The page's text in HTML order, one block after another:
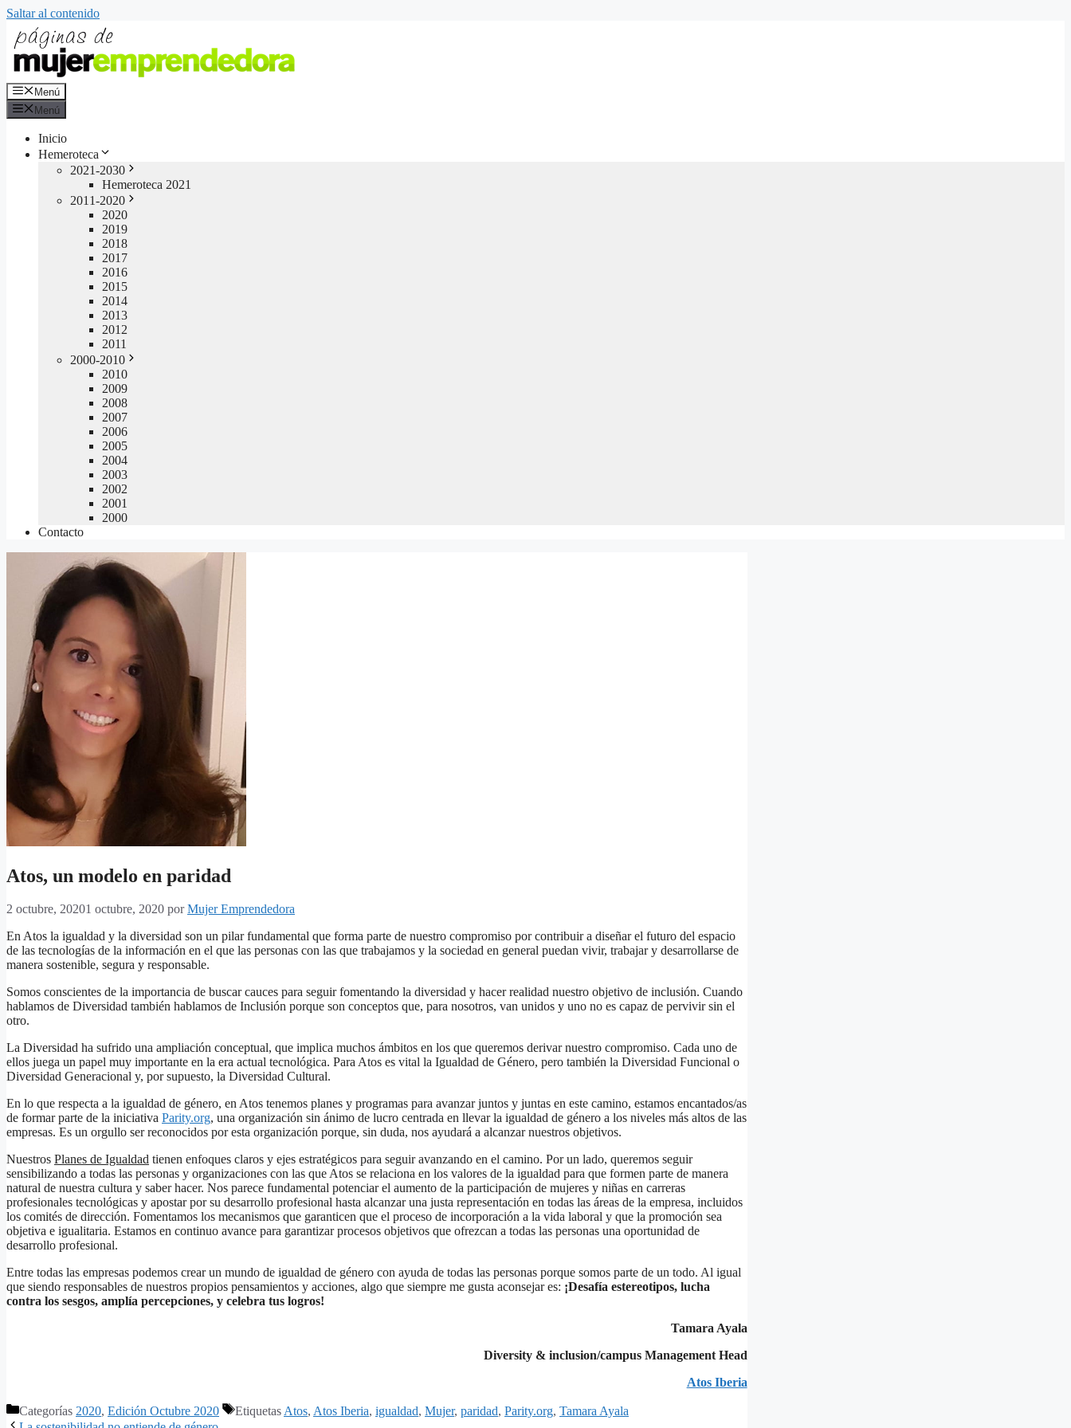
Saltar al contenido
Menú
Menú
Inicio
Hemeroteca
2021-2030
Hemeroteca 2021
2011-2020
2020
2019
2018
2017
2016
2015
2014
2013
2012
2011
2000-2010
2010
2009
2008
2007
2006
2005
2004
2003
2002
2001
2000
Contacto
Atos, un modelo en paridad
2 octubre, 20201 octubre, 2020 porMujer Emprendedora
En Atos la igualdad y la diversidad son un pilar fundamental que forma parte de nuestro compromiso por contribuir a diseñar el futuro del espacio
de las tecnologías de la información en el que las personas con las que trabajamos y la sociedad en general puedan vivir, trabajar y desarrollarse de
manera sostenible, segura y responsable.
Somos conscientes de la importancia de buscar cauces para seguir fomentando la diversidad y hacer realidad nuestro objetivo de inclusión. Cuando
hablamos de Diversidad también hablamos de Inclusión porque son conceptos que, para nosotros, van unidos y uno no es capaz de pervivir sin el
otro.
La Diversidad ha sufrido una ampliación conceptual, que implica muchos ámbitos en los que queremos derivar nuestro compromiso. Cada uno de
ellos juega un papel muy importante en la era actual tecnológica. Para Atos es vital la Igualdad de Género, pero también la Diversidad Funcional o
Diversidad Generacional y, por supuesto, la Diversidad Cultural.
En lo que respecta a la igualdad de género, en Atos tenemos planes y programas para avanzar juntos y juntas en este camino, estamos encantados/as
de formar parte de la iniciativa Parity.org, una organización sin ánimo de lucro centrada en llevar la igualdad de género a los niveles más altos de las
empresas. Es un orgullo ser reconocidos por esta organización porque, sin duda, nos ayudará a alcanzar nuestros objetivos.
Nuestros Planes de Igualdad tienen enfoques claros y ejes estratégicos para seguir avanzando en el camino. Por un lado, queremos seguir
sensibilizando a todas las personas y organizaciones con las que Atos se relaciona en los valores de la igualdad para que formen parte de manera
natural de nuestra cultura y saber hacer. Nos parece fundamental potenciar el aumento de la participación de mujeres y niñas en carreras
profesionales tecnológicas y apostar por su desarrollo profesional hasta alcanzar una justa representación en todas las áreas de la empresa, incluidos
los comités de dirección. Fomentamos los mecanismos que garanticen que el proceso de incorporación a la vida laboral y que la promoción sea
objetiva e igualitaria. Estamos en continuo avance para garantizar procesos objetivos que ofrezcan a todas las personas una oportunidad de
desarrollo profesional.
Entre todas las empresas podemos crear un mundo de igualdad de género con ayuda de todas las personas porque somos parte de un todo. Al igual
que siendo responsables de nuestros propios pensamientos y acciones, algo que siempre me gusta aconsejar es: ¡Desafía estereotipos, lucha
contra los sesgos, amplía percepciones, y celebra tus logros!
Tamara Ayala
Diversity & inclusion/campus Management Head
Atos Iberia
Categorías 2020, Edición Octubre 2020 EtiquetasAtos, Atos Iberia, igualdad, Mujer, paridad, Parity.org, Tamara Ayala